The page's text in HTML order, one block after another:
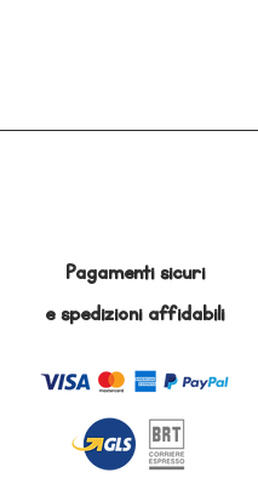
Pagamenti sicuri
espedizioni affidabili